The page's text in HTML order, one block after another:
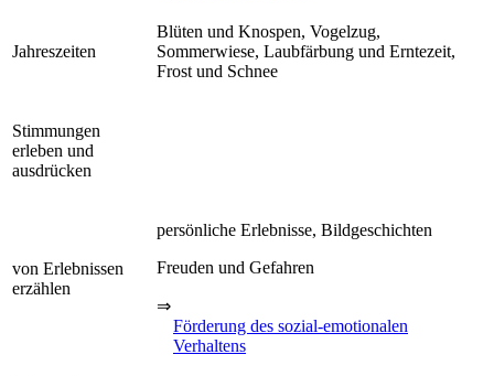
Jahreszeiten
Blüten und Knospen, Vogelzug,
Sommerwiese, Laubfärbung und Erntezeit,
Frost und Schnee
Stimmungen
erleben und
ausdrücken
von Erlebnissen
erzählen
persönliche Erlebnisse, Bildgeschichten
Freuden und Gefahren
⇒
Förderung des sozial-emotionalen
Verhaltens